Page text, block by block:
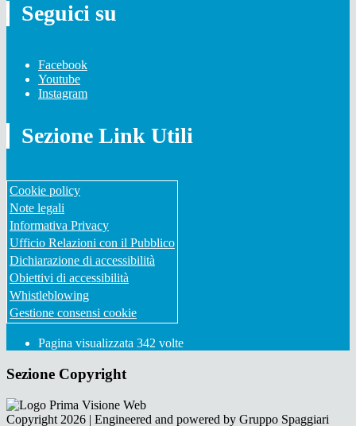
Seguici su
Facebook
Youtube
Instagram
Sezione Link Utili
Cookie policy
Note legali
Informativa Privacy
Ufficio Relazioni con il Pubblico
Dichiarazione di accessibilità
Obiettivi di accessibilità
Whistleblowing
Gestione consensi cookie
Pagina visualizzata 342 volte
Sezione Copyright
Copyright 2026 | Engineered and powered by Gruppo Spaggiari